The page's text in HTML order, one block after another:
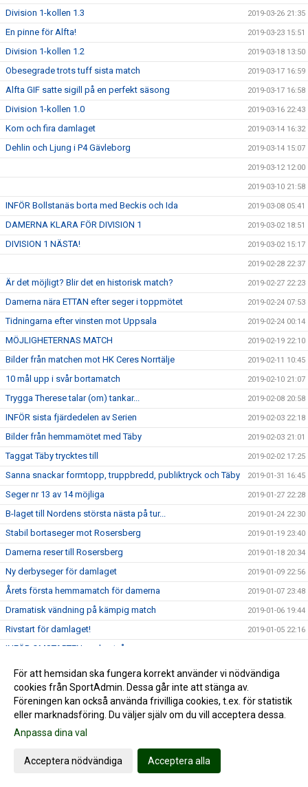
Division 1-kollen 1.3 2019-03-26 21:35
En pinne för Alfta! 2019-03-23 15:51
Division 1-kollen 1.2 2019-03-18 13:50
Obesegrade trots tuff sista match 2019-03-17 16:59
Alfta GIF satte sigill på en perfekt säsong 2019-03-17 16:58
Division 1-kollen 1.0 2019-03-16 22:43
Kom och fira damlaget 2019-03-14 16:32
Dehlin och Ljung i P4 Gävleborg 2019-03-14 15:07
2019-03-12 12:00
2019-03-10 21:58
INFÖR Bollstanäs borta med Beckis och Ida 2019-03-08 05:41
DAMERNA KLARA FÖR DIVISION 1 2019-03-02 18:51
DIVISION 1 NÄSTA! 2019-03-02 15:17
2019-02-28 22:37
Är det möjligt? Blir det en historisk match? 2019-02-27 22:23
Damerna nära ETTAN efter seger i toppmötet 2019-02-24 07:53
Tidningarna efter vinsten mot Uppsala 2019-02-24 00:14
MÖJLIGHETERNAS MATCH 2019-02-19 22:10
Bilder från matchen mot HK Ceres Norrtälje 2019-02-11 10:45
10 mål upp i svår bortamatch 2019-02-10 21:07
Trygga Therese talar (om) tankar... 2019-02-08 20:58
INFÖR sista fjärdedelen av Serien 2019-02-03 22:18
Bilder från hemmamötet med Täby 2019-02-03 21:01
Taggat Täby trycktes till 2019-02-02 17:25
Sanna snackar formtopp, truppbredd, publiktryck och Täby 2019-01-31 16:45
Seger nr 13 av 14 möjliga 2019-01-27 22:28
B-laget till Nordens största nästa på tur... 2019-01-24 22:30
Stabil bortaseger mot Rosersberg 2019-01-19 23:40
Damerna reser till Rosersberg 2019-01-18 20:34
Ny derbyseger för damlaget 2019-01-09 22:56
Årets första hemmamatch för damerna 2019-01-07 23:48
Dramatisk vändning på kämpig match 2019-01-06 19:44
Rivstart för damlaget! 2019-01-05 22:16
INFÖR OMSTARTEN av damtvåan
Alfta GIF Handboll önskar GOD JUL! 2018-12-23 17:33
Alfta GIF satte snygg punkt för historisk höstsäsong
Svårspelat när damerna kompletterade hösten 2018-12-15 17:25
"Högriskmatch" i Maser...
För att hemsidan ska fungera korrekt använder vi nödvändiga
cookies från SportAdmin. Dessa går inte att stänga av.
Föreningen kan också använda frivilliga cookies, t.ex. för statistik
eller marknadsföring. Du väljer själv om du vill acceptera dessa.
Anpassa dina val
Acceptera nödvändiga Acceptera alla